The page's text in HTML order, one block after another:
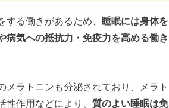
る働きがあるため、
睡眠には身体を
病気への抵抗力・免疫力を高める働き
メラトニンも分泌されており、メラト
作用などにより、 質のよい睡眠は免